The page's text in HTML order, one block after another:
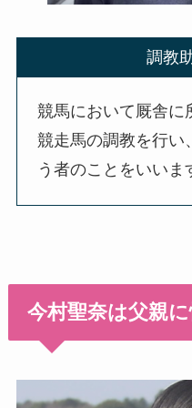
調教
競馬において厩舎に
競走馬の調教を行い
う者のことをいいま
今村聖奈は父親